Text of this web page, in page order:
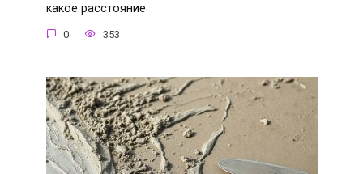
какое расстояние
0 353